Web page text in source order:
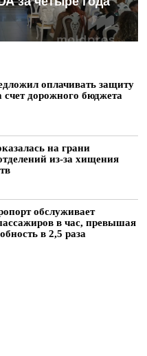
оплачивать защиту
дорожного бюджета
на грани
из-за хищения
обслуживает
в час, превышая
в 2,5 раза